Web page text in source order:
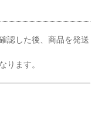
認した後、商品を発送
ります。